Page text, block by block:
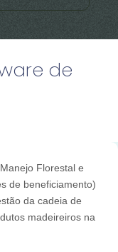
de
Florestal e
de beneficiamento)
da cadeia de
madeireiros na